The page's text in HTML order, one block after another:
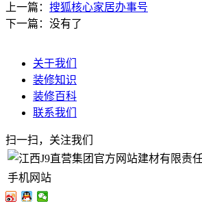
上一篇： 搜狐核心家居办事号
下一篇：没有了
关于我们
装修知识
装修百科
联系我们
扫一扫，关注我们
手机网站